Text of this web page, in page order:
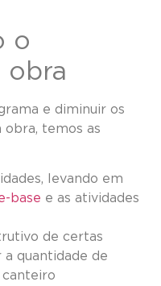
o
obra
e diminuir os
obra, temos as
levando em
base e as atividades
de certas
a quantidade de
canteiro